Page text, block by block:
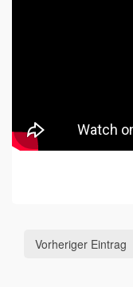
Vorheriger Eintrag